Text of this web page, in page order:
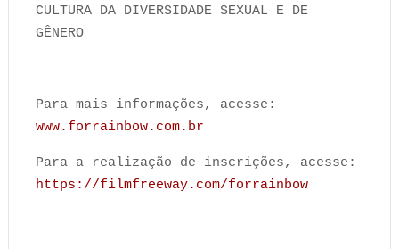
CULTURA DA DIVERSIDADE SEXUAL E DE
GÊNERO
Para mais informações, acesse:
www.forrainbow.com.br
Para a realização de inscrições, acesse:
https://filmfreeway.com/forrainbow